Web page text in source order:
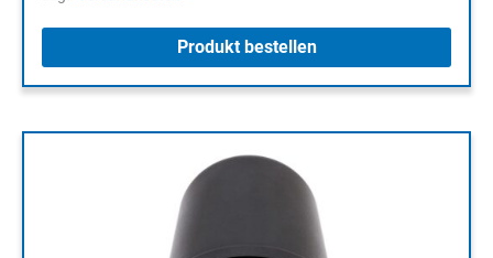
Produkt bestellen